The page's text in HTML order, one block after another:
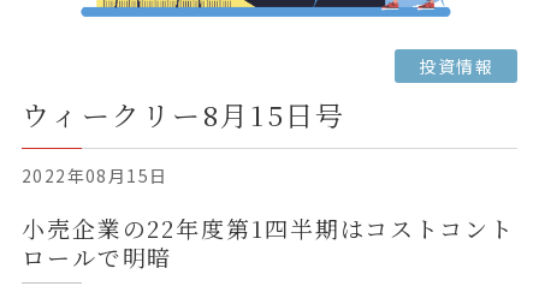
投資情報
ウィークリー8月15日号
2022年08月15日
小売企業の22年度第1四半期はコストコント
ロールで明暗